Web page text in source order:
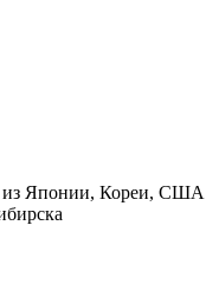
из Японии, Кореи, США